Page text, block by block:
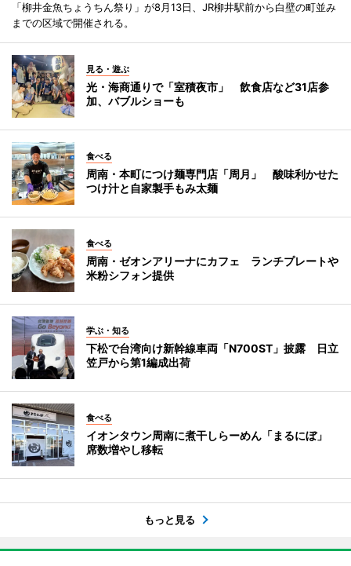
「柳井金魚ちょうちん祭り」が8月13日、JR柳井駅前から白壁の町並み
までの区域で開催される。
見る・遊ぶ
光・海商通りで「室積夜市」 飲食店など31店参
加、バブルショーも
食べる
周南・本町につけ麺専門店「周月」 酸味利かせた
つけ汁と自家製手もみ太麺
食べる
周南・ゼオンアリーナにカフェ ランチプレートや
米粉シフォン提供
学ぶ・知る
下松で台湾向け新幹線車両「N700ST」披露 日立
笠戸から第1編成出荷
食べる
イオンタウン周南に煮干しらーめん「まるにぼ」
席数増やし移転
もっと見る